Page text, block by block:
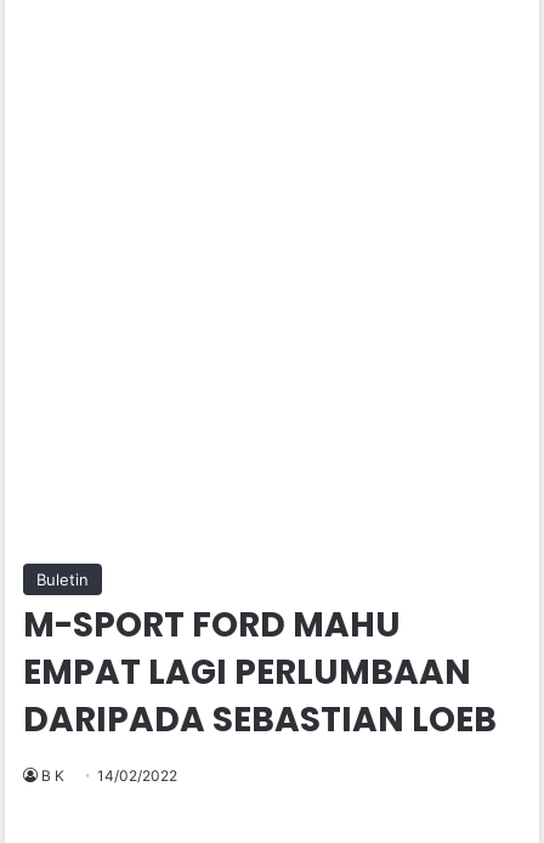
Buletin
M-SPORT FORD MAHU
EMPAT LAGI PERLUMBAAN
DARIPADA SEBASTIAN LOEB
B K 14/02/2022